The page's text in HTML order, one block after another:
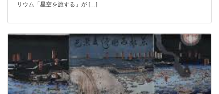
リウム「星空を旅する」が […]